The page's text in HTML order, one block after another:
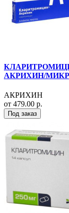
АКРИХИН/
АКРИХИН
от 479.00 р.
Под заказ